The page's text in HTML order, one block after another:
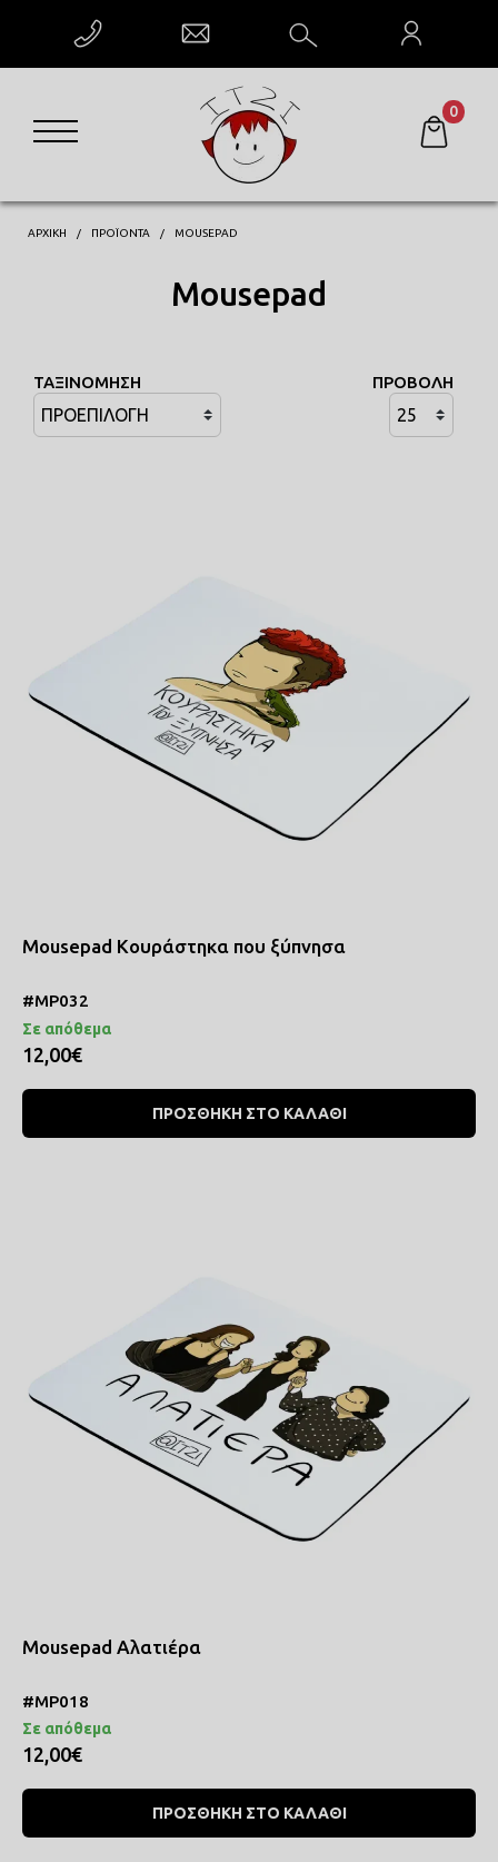
0
ΕΠΙΣΤΡΟΦΗ
ΦΟΥΤΕΡ
ΚΟΥΠΕΣ
ΤΣΑΝΤΕΣ ΣΧΟΛΙΚΕΣ
ΑΡΧΙΚΗ ΠΡΟΪΟΝΤΑ MOUSEPAD
Mousepad
ΤΑΞΙΝΟΜΗΣΗ ΠΡΟΒΟΛΗ
Mousepad Κουράστηκα που ξύπνησα
#MP032
Σε απόθεμα
12,00€
ΠΡΟΣΘΗΚΗ ΣΤΟ ΚΑΛΑΘΙ
Mousepad Αλατιέρα
#MP018
Σε απόθεμα
12,00€
ΠΡΟΣΘΗΚΗ ΣΤΟ ΚΑΛΑΘΙ